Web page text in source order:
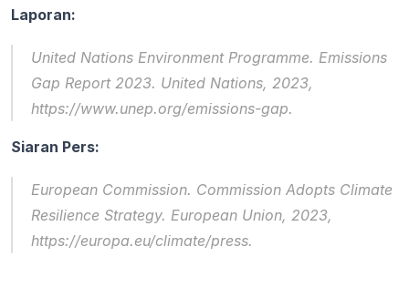
Laporan:
United Nations Environment Programme. Emissions
Gap Report 2023. United Nations, 2023,
https://www.unep.org/emissions-gap.
Siaran Pers:
European Commission. Commission Adopts Climate
Resilience Strategy. European Union, 2023,
https://europa.eu/climate/press.